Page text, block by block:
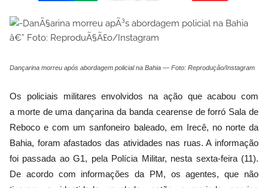
Dançarina morreu após abordagem policial na Bahia — Foto: Reprodução/Instagram
Os policiais militares envolvidos na ação que acabou com
a morte de uma dançarina da banda cearense de forró Sala de
Reboco e com um sanfoneiro baleado, em Irecê, no norte da
Bahia, foram afastados das atividades nas ruas. A informação
foi passada ao G1, pela Polícia Militar, nesta sexta-feira (11).
De acordo com informações da PM, os agentes, que não